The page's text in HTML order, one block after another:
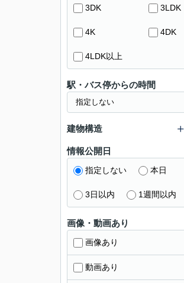
3DK 3LDK
4K 4DK
4LDK以上
駅・バス停からの時間
建物構造
情報公開日
指定しない 本日
3日以内 1週間以内
画像・動画あり
画像あり
動画あり